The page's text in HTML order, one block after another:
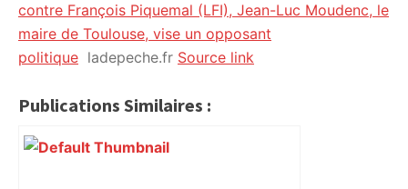
contre François Piquemal (LFI), Jean-Luc Moudenc, le
maire de Toulouse, vise un opposant
politique ladepeche.fr Source link
Publications Similaires :